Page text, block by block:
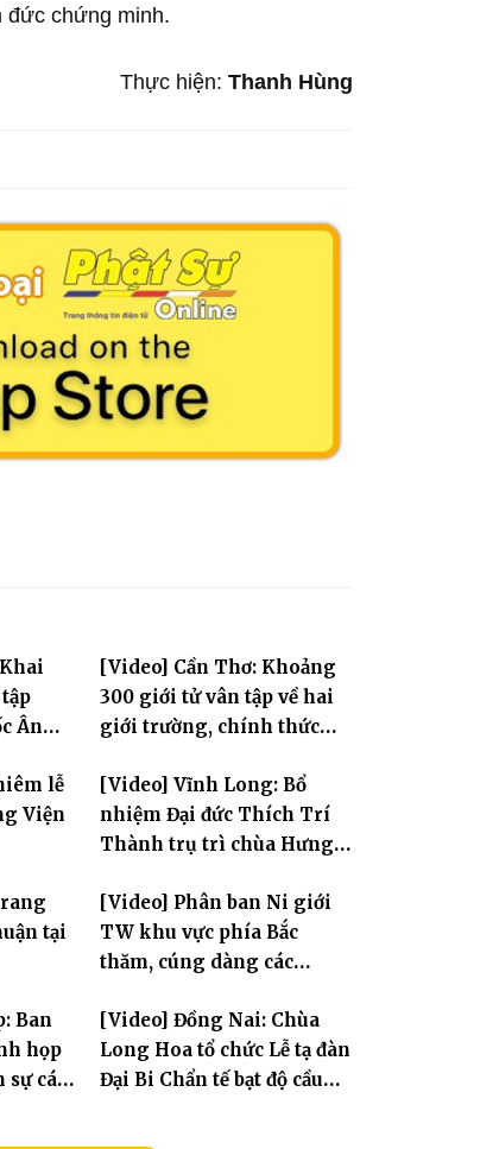
đức chứng minh.
Thực hiện: Thanh Hùng
Ân
[Video] Cần Thơ: Khoảng
300 giới tử vân tập về hai
giới trường, chính thức
đàn Bửu Lai PL.2570
lễ
Viện
[Video] Vĩnh Long: Bổ
nhiệm Đại đức Thích Trí
Thành trụ trì chùa Hưng
tại
[Video] Phân ban Ni giới
TW khu vực phía Bắc
thăm, cúng dàng các
Yên và thành phố Hải
Phòng
Ban
họp
sự các
[Video] Đồng Nai: Chùa
Long Hoa tổ chức Lễ tạ đàn
Đại Bi Chẩn tế bạt độ cầu